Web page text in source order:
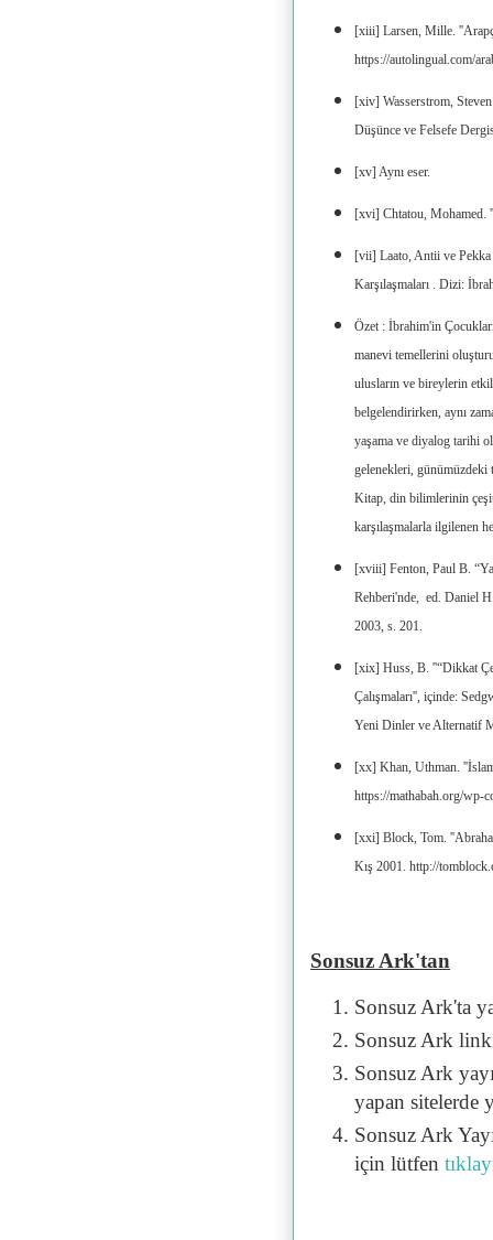
[xiii] Larsen, Mille.
https://autolingual.com/
[xiv] Wasserstrom,
Düşünce ve Felsefe
[xv] Aynı eser.
[xvi] Chtatou, Mohamed.
[vii] Laato, Antii ve
Karşılaşmaları . Dizi:
Özet : İbrahim'in
manevi temellerini
ulusların ve bireylerin
belgelendirirken, aynı
yaşama ve diyalog tarihi
gelenekleri, günümüzdeki
Kitap, din bilimlerinin
karşılaşmalarla ilgilenen
[xviii] Fenton, Paul B.
Rehberi'nde, ed. Daniel
2003, s. 201.
[xix] Huss, B. ''“Dikkat
Çalışmaları'', içinde:
Yeni Dinler ve Alternatif
[xx] Khan, Uthman.
https://mathabah.org/wp-
[xxi] Block, Tom.
Kış 2001. http://
Sonsuz Ark'tan
Sonsuz Ark'ta
Sonsuz Ark
Sonsuz Ark
yapan sitelerde
Sonsuz Ark
için lütfen